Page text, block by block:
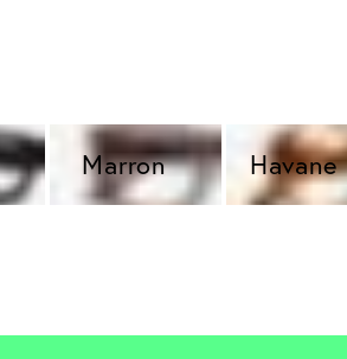
Marron Havane